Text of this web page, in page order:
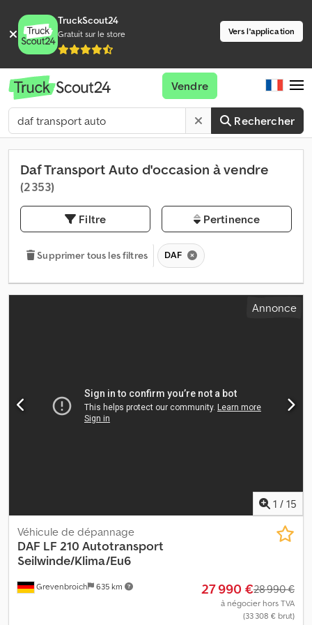
TruckScout24
Gratuit sur le store Vers l'application
Rechercher
Vendre
Daf Transport Auto d'occasion à vendre
(2 353)
Filtre Pertinence
Supprimer tous les filtres DAF
Annonce
1 / 15
Grevenbroich 635 km
Véhicule de dépannage
DAF LF 210 Autotransport
Seilwinde/Klima/Eu6
27 990 €28 990 €
à négocier hors TVA
(33 308 € brut)